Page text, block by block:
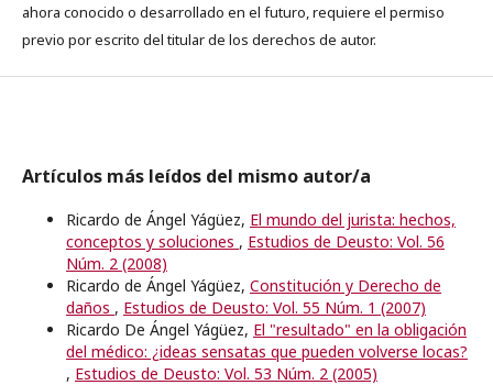
ahora conocido o desarrollado en el futuro, requiere el permiso
previo por escrito del titular de los derechos de autor.
Artículos más leídos del mismo autor/a
Ricardo de Ángel Yágüez, El mundo del jurista: hechos,
conceptos y soluciones , Estudios de Deusto: Vol. 56
Núm. 2 (2008)
Ricardo de Ángel Yágüez, Constitución y Derecho de
daños , Estudios de Deusto: Vol. 55 Núm. 1 (2007)
Ricardo De Ángel Yágüez, El "resultado" en la obligación
del médico: ¿ideas sensatas que pueden volverse locas?
, Estudios de Deusto: Vol. 53 Núm. 2 (2005)